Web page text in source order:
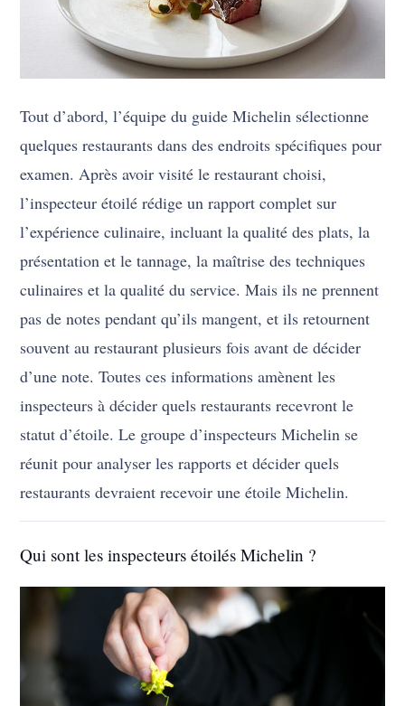
Tout d’abord, l’équipe du guide Michelin sélectionne
quelques restaurants dans des endroits spécifiques pour
examen. Après avoir visité le restaurant choisi,
l’inspecteur étoilé rédige un rapport complet sur
l’expérience culinaire, incluant la qualité des plats, la
présentation et le tannage, la maîtrise des techniques
culinaires et la qualité du service. Mais ils ne prennent
pas de notes pendant qu’ils mangent, et ils retournent
souvent au restaurant plusieurs fois avant de décider
d’une note. Toutes ces informations amènent les
inspecteurs à décider quels restaurants recevront le
statut d’étoile. Le groupe d’inspecteurs Michelin se
réunit pour analyser les rapports et décider quels
restaurants devraient recevoir une étoile Michelin.
Qui sont les inspecteurs étoilés Michelin ?